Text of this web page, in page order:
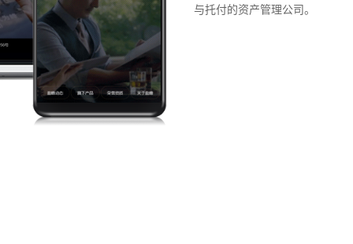
与托付的资产管理公司。